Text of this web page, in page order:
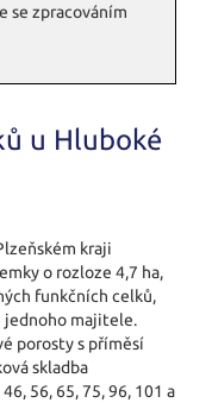
se zpracováním
u Hluboké
kraji
o rozloze 4,7 ha,
funkčních celků,
jednoho majitele.
porosty s příměsí
skladba
56, 65, 75, 96, 101 a